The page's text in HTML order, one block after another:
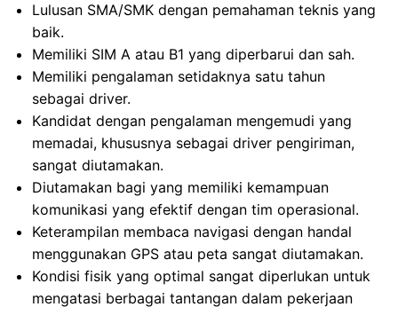
Lulusan SMA/SMK dengan pemahaman teknis yang
baik.
Memiliki SIM A atau B1 yang diperbarui dan sah.
Memiliki pengalaman setidaknya satu tahun
sebagai driver.
Kandidat dengan pengalaman mengemudi yang
memadai, khususnya sebagai driver pengiriman,
sangat diutamakan.
Diutamakan bagi yang memiliki kemampuan
komunikasi yang efektif dengan tim operasional.
Keterampilan membaca navigasi dengan handal
menggunakan GPS atau peta sangat diutamakan.
Kondisi fisik yang optimal sangat diperlukan untuk
mengatasi berbagai tantangan dalam pekerjaan